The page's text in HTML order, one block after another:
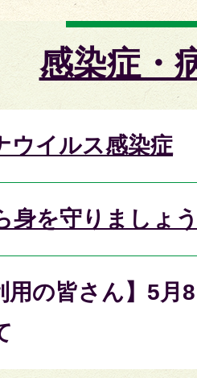
感染症・
ウイルス感染症
身を守りましょ
用の皆さん】5